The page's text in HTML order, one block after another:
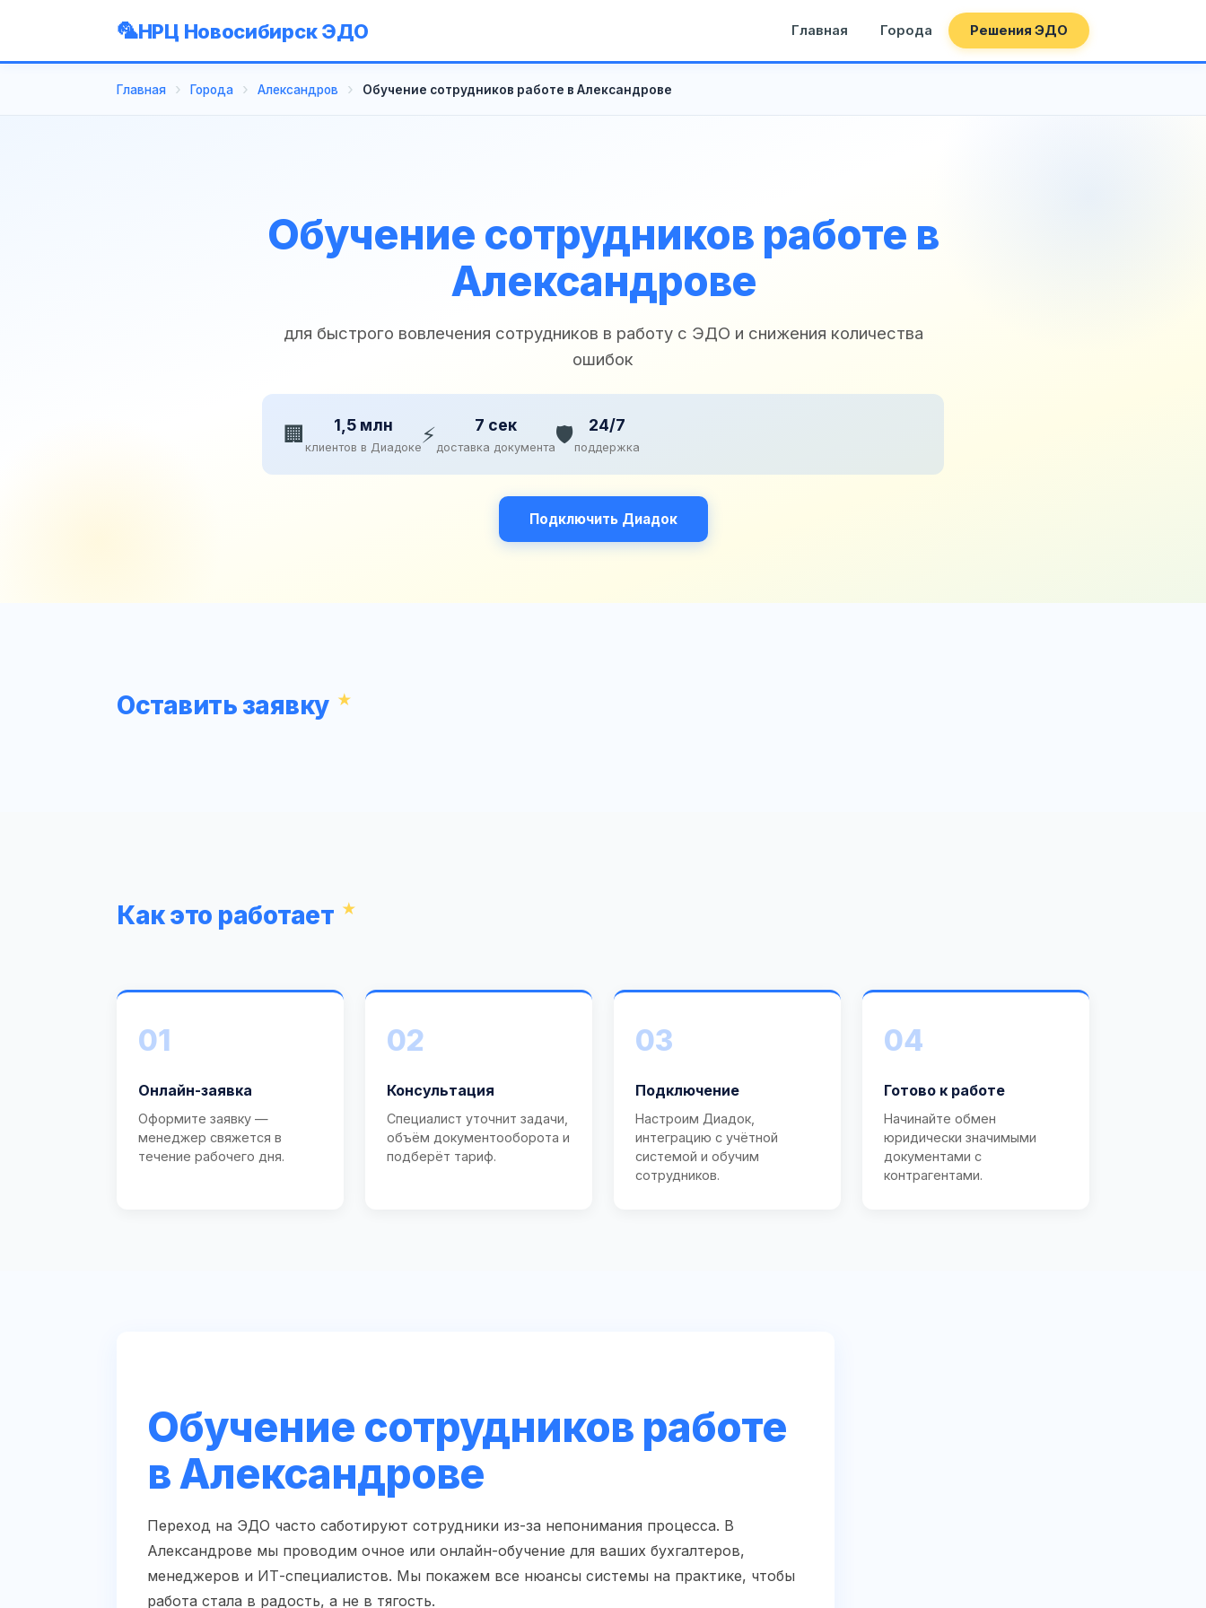
НРЦ Новосибирск ЭДО Главная Города Решения ЭДО
Главная Города Александров Обучение сотрудников работе в Александрове
Обучение сотрудников работе в
Александрове
для быстрого вовлечения сотрудников в работу с ЭДО и снижения количества
ошибок
🏢 1,5 млн
клиентов в Диадоке ⚡ 7 сек
доставка документа🛡️ 24/7
поддержка
Подключить Диадок
Оставить заявку
Как это работает
01
Онлайн-заявка
Оформите заявку —
менеджер свяжется в
течение рабочего дня.
02
Консультация
Специалист уточнит задачи,
объём документооборота и
подберёт тариф.
03
Подключение
Настроим Диадок,
интеграцию с учётной
системой и обучим
сотрудников.
04
Готово к работе
Начинайте обмен
юридически значимыми
документами с
контрагентами.
Обучение сотрудников работе
в Александрове
Переход на ЭДО часто саботируют сотрудники из-за непонимания процесса. В
Александрове мы проводим очное или онлайн-обучение для ваших бухгалтеров,
менеджеров и ИТ-специалистов. Мы покажем все нюансы системы на практике, чтобы
работа стала в радость, а не в тягость.